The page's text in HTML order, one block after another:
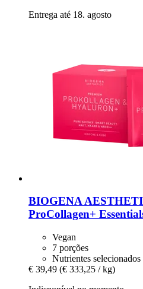
Entrega até 18. agosto
BIOGENA
ProCollagen+
Vegan
7 porções
Nutrientes
€ 39,49 (€ 333,25 / kg)